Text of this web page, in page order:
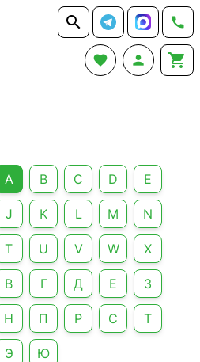
 
  
A B C D E
J K L M N
T U V W X
В Г Д Е З
Н П Р С Т
Э Ю